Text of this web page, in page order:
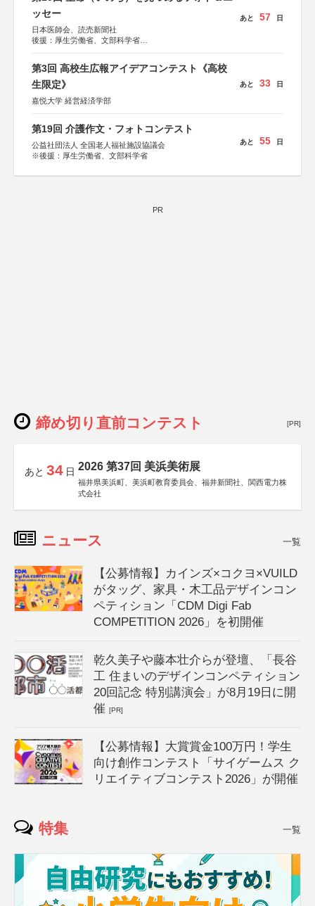
ッセー
日本医師会、読売新聞社
後援：厚生労働省、文部科学省
しん生命保険株式会社
あと 57 日
第3回 高校生広報アイデアコンテスト《高校
生限定》
嘉悦大学 経営経済学部
あと 33 日
第19回 介護作文・フォトコンテスト
公益社団法人 全国老人福祉施設協議会
※後援：厚生労働省、文部科学省
あと 55 日
PR
締め切り直前コンテスト [PR]
あと 34 日 2026 第37回 美浜美術展
福井県美浜町、美浜町教育委員会、福井新聞社、関西電力株
式会社
ニュース 一覧
【公募情報】カインズ×コクヨ×VUILD
がタッグ、家具・木工品デザインコン
ペティション「CDM Digi Fab
COMPETITION 2026」を初開催
乾久美子や藤本壮介らが登壇、「長谷
工 住まいのデザインコンペティション
20回記念 特別講演会」が8月19日に開
催[PR]
【公募情報】大賞賞金100万円！学生
向け創作コンテスト「サイゲームス ク
リエイティブコンテスト2026」が開催
特集 一覧